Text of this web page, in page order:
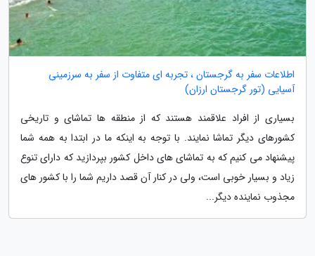
اطلاعات سفر به گرجستان ، تجربه ای متفاوت از سفر به سرزمینی
آسیایی (تور گرجستان ارزان)
بسیاری از افراد علاقمند هستند که از منطقه ها تماشای و تاریخی
کشورهای دیگر تماشا نمایند. با توجه به اینکه ما در ابتدا به همه شما
پیشنهاد می کنیم که به تماشای های داخل کشور بپردازید که دارای تنوع
زیاد و بسیار خوبی است، ولی در کنار آن قصد داریم شما را با کشور های
مجذوب نماینده دیگر...